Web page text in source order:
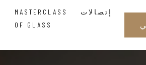
MASTERCLASS
OF GLASS
إتصالات